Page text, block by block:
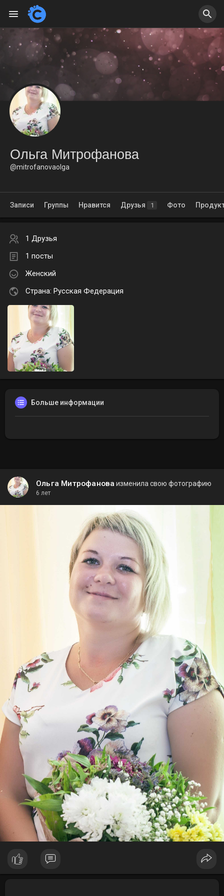
Ольга Митрофанова
@mitrofanovaolga
Записи Группы Нравится Друзья 1 Фото
1 Друзья
1 посты
Женский
Страна: Русская Федерация
Больше информации
Ольга Митрофанова изменила свою фотографию
6 лет